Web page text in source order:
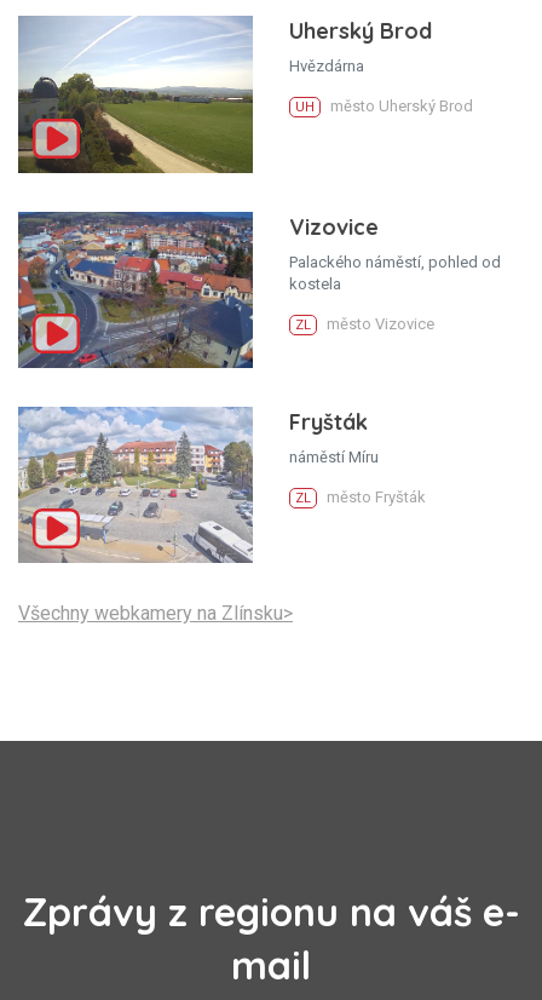
Uherský Brod
Hvězdárna
UH město Uherský Brod
Vizovice
Palackého náměstí, pohled od
kostela
ZL město Vizovice
Fryšták
náměstí Míru
ZL město Fryšták
Všechny webkamery na Zlínsku>
Zprávy z regionu na váš e-
mail